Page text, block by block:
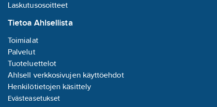
valaisukulman
Kokonaistehonkulutus
on 52W.
Laskutusosoitteet
Tietoa Ahlsellista
Toimialat
Palvelut
Tuoteluettelot
Ahlsell verkkosivujen käyttöehdot
Henkilötietojen käsittely
Evästeasetukset